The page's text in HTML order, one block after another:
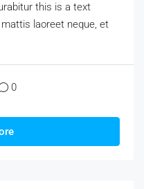
this is a text
laoreet neque, et
0